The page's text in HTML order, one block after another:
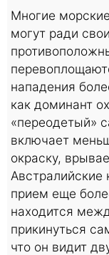
Многие
могут ради
нападения
как доминант
«переодетый»
включает
окраску,
Австралийские
прием еще
находится
прикинуться
что он видит